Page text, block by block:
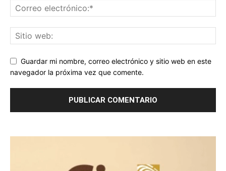
Guardar mi nombre, correo electrónico y sitio web en este
navegador la próxima vez que comente.